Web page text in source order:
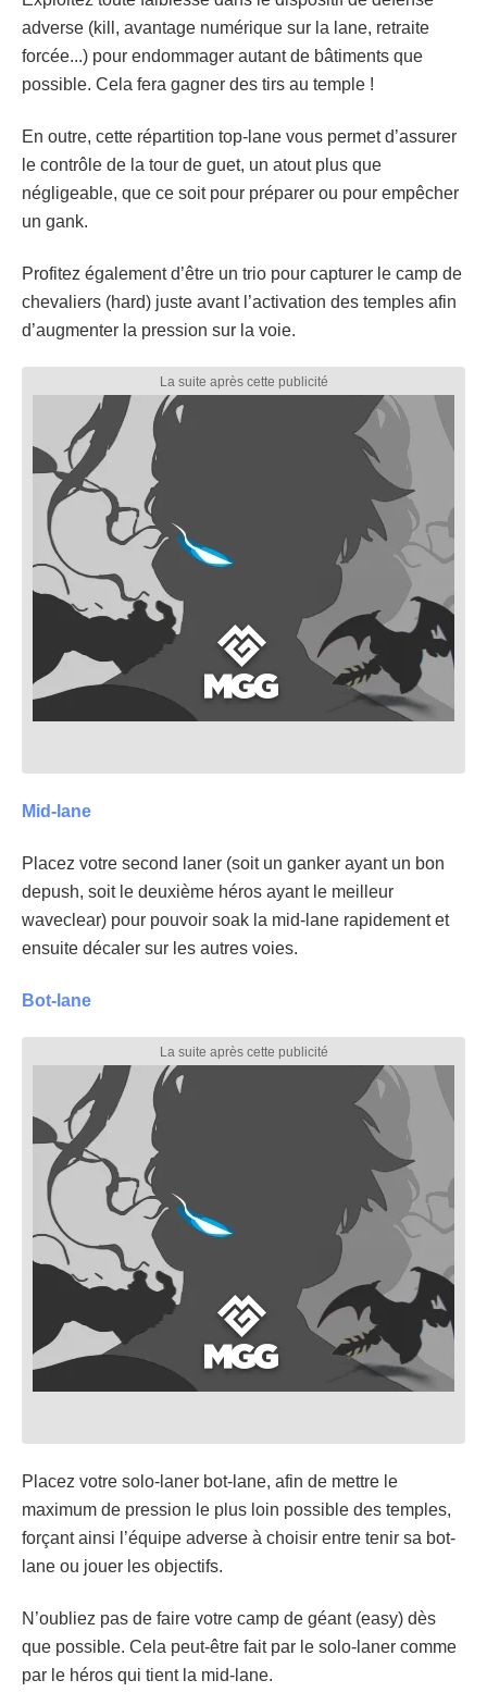
adverse (kill, avantage numérique sur la lane, retraite
forcée...) pour endommager autant de bâtiments que
possible. Cela fera gagner des tirs au temple !
En outre, cette répartition top-lane vous permet d’assurer
le contrôle de la tour de guet, un atout plus que
négligeable, que ce soit pour préparer ou pour empêcher
un gank.
Profitez également d’être un trio pour capturer le camp de
chevaliers (hard) juste avant l’activation des temples afin
d’augmenter la pression sur la voie.
Mid-lane
Placez votre second laner (soit un ganker ayant un bon
depush, soit le deuxième héros ayant le meilleur
waveclear) pour pouvoir soak la mid-lane rapidement et
ensuite décaler sur les autres voies.
Bot-lane
Placez votre solo-laner bot-lane, afin de mettre le
maximum de pression le plus loin possible des temples,
forçant ainsi l’équipe adverse à choisir entre tenir sa bot-
lane ou jouer les objectifs.
N’oubliez pas de faire votre camp de géant (easy) dès
que possible. Cela peut-être fait par le solo-laner comme
par le héros qui tient la mid-lane.